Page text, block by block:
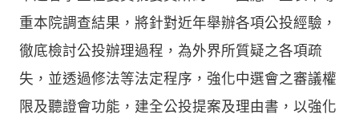
重本院調查結果，將針對近年舉辦各項公投經驗，
徹底檢討公投辦理過程，為外界所質疑之各項疏
失，並透過修法等法定程序，強化中選會之審議權
限及聽證會功能，建全公投提案及理由書，以強化